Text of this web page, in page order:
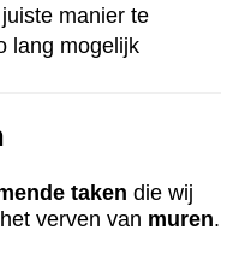
manier te
lang mogelijk
taken die wij
verven van muren.